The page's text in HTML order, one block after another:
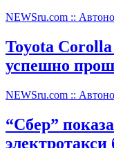
NEWSru.com ::
Toyota
успешно
NEWSru.com ::
“Сбер”
электротакси